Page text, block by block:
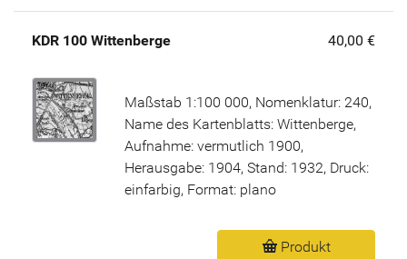
KDR 100 Wittenberge 40,00 €
Maßstab 1:100 000, Nomenklatur: 240,
Name des Kartenblatts: Wittenberge,
Aufnahme: vermutlich 1900,
Herausgabe: 1904, Stand: 1932, Druck:
einfarbig, Format: plano
Produkt